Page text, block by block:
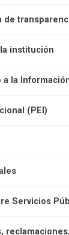
de
institución
a la
(PEI)
Servicios
reclamaciones,